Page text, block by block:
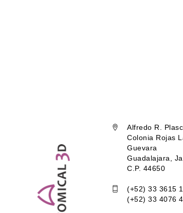
Alfredo R.
Colonia Rojas
Guevara
Guadalajara,
C.P. 44650
(+52) 33 3615
(+52) 33 4076